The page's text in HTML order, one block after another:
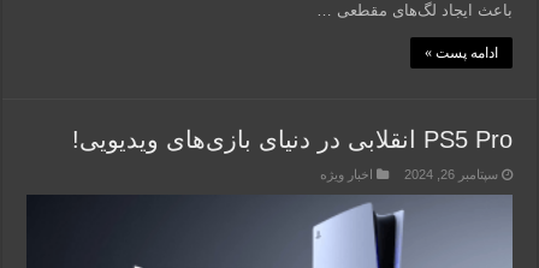
باعث ایجاد لگ‌های مقطعی …
ادامه پست »
PS5 Pro انقلابی در دنیای بازی‌های ویدیویی!
سپتامبر 26, 2024 اخبار ویژه